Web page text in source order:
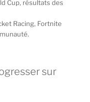
Cup, résultats des
Racing, Fortnite
sur